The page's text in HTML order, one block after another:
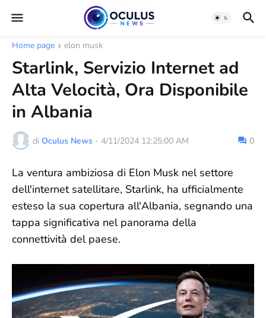
Home page elon musk
Starlink, Servizio Internet ad
Alta Velocità, Ora Disponibile
in Albania
di Oculus News - 4/11/2024 12:25:00 AM 0
La ventura ambiziosa di Elon Musk nel settore
dell'internet satellitare, Starlink, ha ufficialmente
esteso la sua copertura all'Albania, segnando una
tappa significativa nel panorama della
connettività del paese.